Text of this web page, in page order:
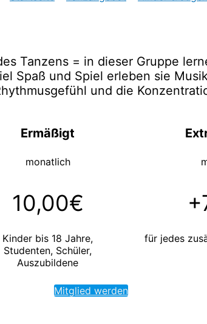
Tanzens = in dieser Gruppe
Spaß und Spiel erleben sie
und die
Ermäßigt
monatlich
10,00€
Kinder bis 18 Jahre,
Studenten, Schüler,
Auszubildene
für jedes
Mitglied werden